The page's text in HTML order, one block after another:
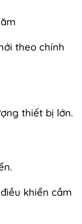
theo chính
thiết bị lớn.
khiển cầm